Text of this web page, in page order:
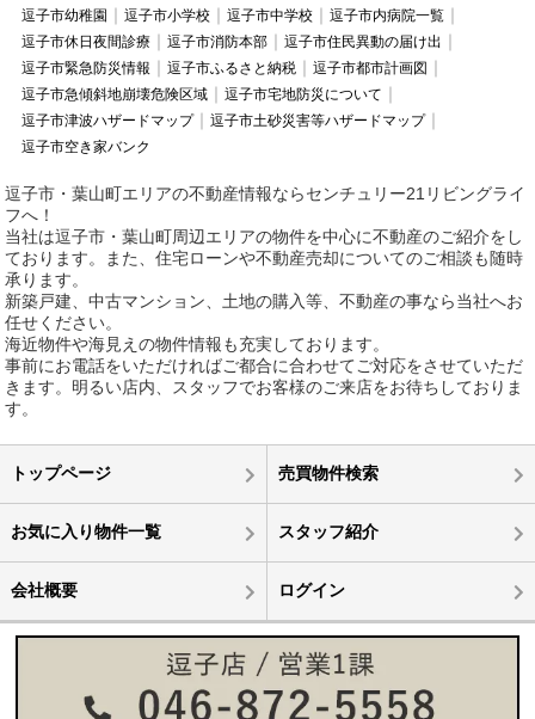
逗子市幼稚園
逗子市小学校 逗子市中学校
逗子市内病院一覧
逗子市休日夜間診療
逗子市消防本部
逗子市住民異動の届け出
逗子市緊急防災情報
逗子市ふるさと納税
逗子市都市計画図
逗子市急傾斜地崩壊危険区域
逗子市宅地防災について
逗子市津波ハザードマップ
逗子市土砂災害等ハザードマップ
逗子市空き家バンク
逗子市・葉山町エリアの不動産情報ならセンチュリー21リビングライ
フへ！
当社は逗子市・葉山町周辺エリアの物件を中心に不動産のご紹介をし
ております。また、住宅ローンや不動産売却についてのご相談も随時
承ります。
新築戸建、中古マンション、土地の購入等、不動産の事なら当社へお
任せください。
海近物件や海見えの物件情報も充実しております。
事前にお電話をいただければご都合に合わせてご対応をさせていただ
きます。明るい店内、スタッフでお客様のご来店をお待ちしておりま
す。
トップページ 売買物件検索
お気に入り物件一覧 スタッフ紹介
会社概要 ログイン